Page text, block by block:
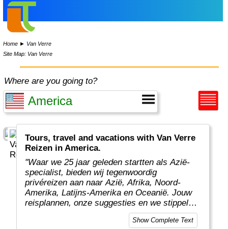
Home ► Van Verre
Site Map: Van Verre
Where are you going to?
Tours, travel and vacations with Van Verre
Reizen in America.
"Waar we 25 jaar geleden startten als Azië-
specialist, bieden wij tegenwoordig
privéreizen aan naar Azië, Afrika, Noord-
Amerika, Latijns-Amerika en Oceanië. Jouw
reisplannen, onze suggesties en we stippelen
samen een rondreis op maat voor jou uit.
Onze specialisten maken regelmatig verre
Show Complete Text